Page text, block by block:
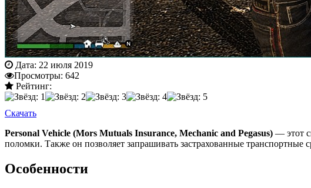
Дата: 22 июля 2019
Просмотры: 642
Рейтинг:
Скачать
Personal Vehicle (Mors Mutuals Insurance, Mechanic and Pegasus) — этот
поломки. Также он позволяет запрашивать застрахованные транспортные
Особенности